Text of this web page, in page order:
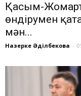
Қасым-Жомарт
өндірумен
мән...
Назерке Әділбекова -